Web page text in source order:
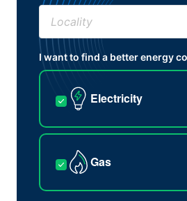
I want to find a better energy
Electricity
Gas